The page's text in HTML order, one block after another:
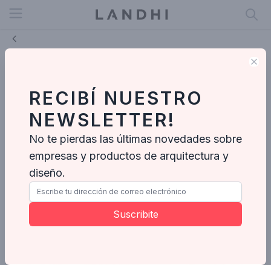
Open menu
innovación y tendencia en las
grandes expos del momento
Mike Outdoor
Abr 9, 2026
RECIBÍ NUESTRO
NEWSLETTER!
No te pierdas las últimas novedades sobre
empresas y productos de arquitectura y
diseño.
Suscribite